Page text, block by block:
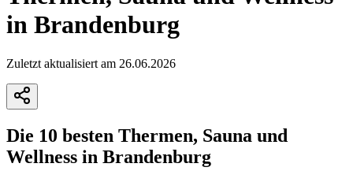
in Brandenburg
Zuletzt aktualisiert am 26.06.2026
Die 10 besten Thermen, Sauna und
Wellness in Brandenburg